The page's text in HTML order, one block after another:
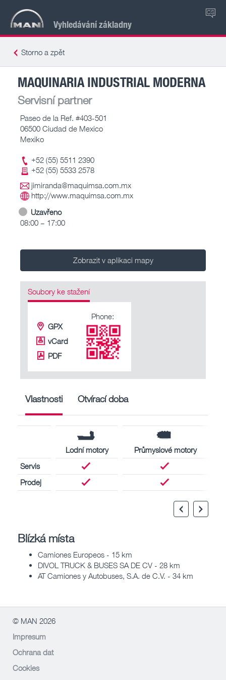
Vyhledávání základny
CS
Storno a zpět
MAQUINARIA INDUSTRIAL MODERNA
Servisní partner
Paseo de la Ref. #403-501
06500 Ciudad de Mexico
Mexiko
+52 (55) 5511 2390
+52 (55) 5533 2578
jimiranda@maquimsa.com.mx
http://www.maquimsa.com.mx
Uzavřeno
08:00 – 17:00
Zobrazit v aplikaci mapy
Soubory ke stažení
GPX
vCard
PDF
Phone:
Vlastnosti Otvírací doba
Lodní motory
Průmyslové motory
Servis
Prodej
Blízká místa
Camiones Europeos - 15 km
DIVOL TRUCK & BUSES SA DE CV - 28 km
AT Camiones y Autobuses, S.A. de C.V. - 34 km
© MAN 2026
Impresum
Ochrana dat
Cookies